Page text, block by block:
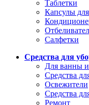
Таблетки
Капсулы
Салфетки
Средства для
Для ванны и
Средства
Освежители
Средства
Ремонт